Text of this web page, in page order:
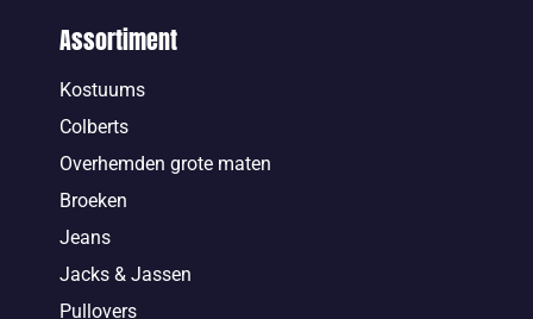
Assortiment
Kostuums
Colberts
Overhemden grote maten
Broeken
Jeans
Jacks & Jassen
Pullovers